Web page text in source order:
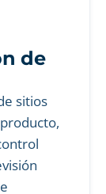
de
sitios